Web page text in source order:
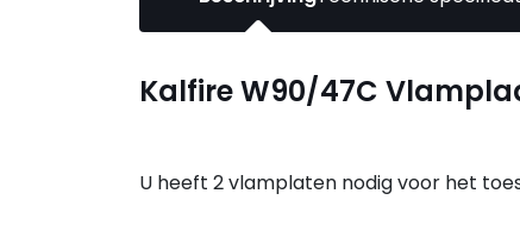
Kalfire W90/47C
U heeft 2 vlamplaten nodig voor het